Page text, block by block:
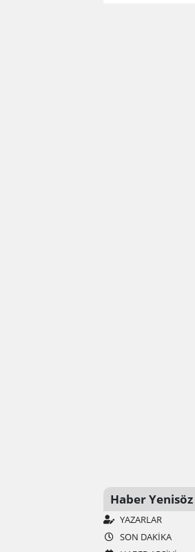
Haber Yenisöz
YAZARLAR
SON DAKIKA